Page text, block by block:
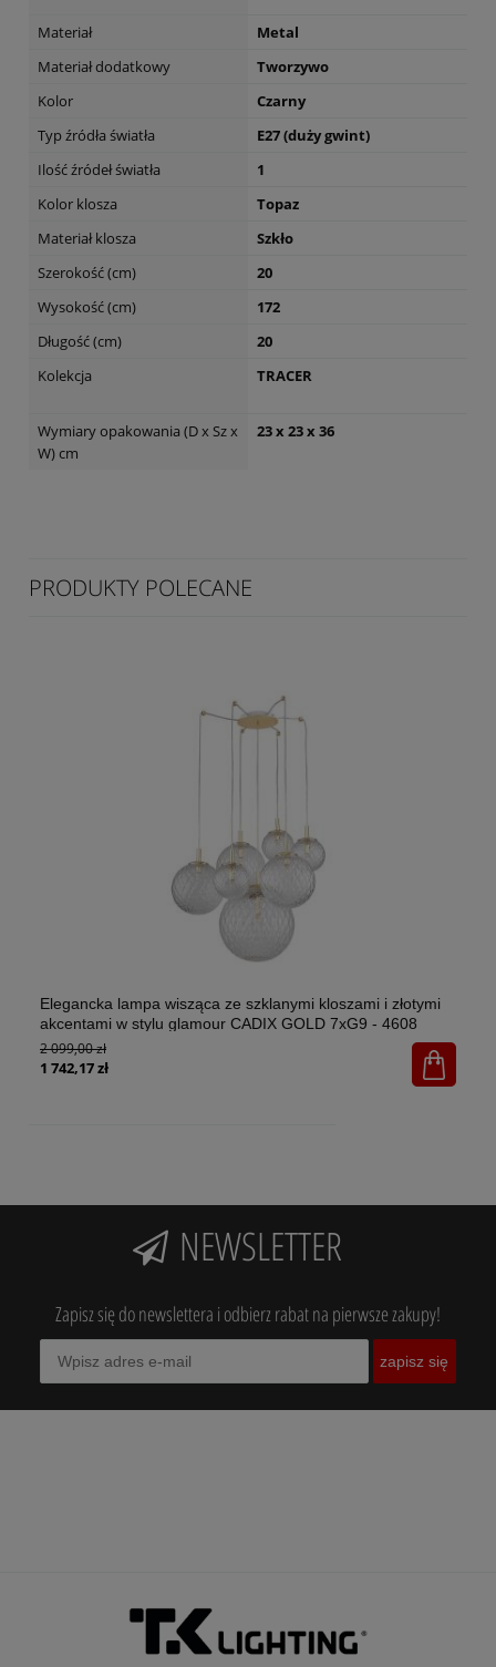
Materiał
Metal
Materiał dodatkowy
Tworzywo
Kolor
Czarny
Typ źródła światła
E27 (duży gwint)
Ilość źródeł światła
1
Kolor klosza
Topaz
Materiał klosza
Szkło
Szerokość (cm)
20
Wysokość (cm)
172
Długość (cm)
20
Kolekcja
TRACER
Wymiary opakowania (D x Sz x
W) cm
23 x 23 x 36
PRODUKTY POLECANE
Elegancka lampa wisząca ze szklanymi kloszami i złotymi
akcentami w stylu glamour CADIX GOLD 7xG9 - 4608
2 099,00 zł
1 742,17 zł
NEWSLETTER
Zapisz się do newslettera i odbierz rabat na pierwsze zakupy!
zapisz się